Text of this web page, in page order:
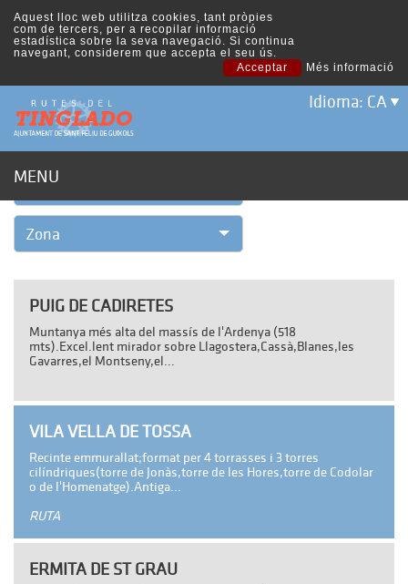
Idioma: CA
MENU
Filtrar per:
RUTA
Zona
PUIG DE CADIRETES
Muntanya més alta del massís de l'Ardenya (518
mts).Excel.lent mirador sobre Llagostera,Cassà,Blanes,les
Gavarres,el Montseny,el...
VILA VELLA DE TOSSA
Recinte emmurallat;format per 4 torrasses i 3 torres
cilíndriques(torre de Jonàs,torre de les Hores,torre de Codolar
o de l'Homenatge).Antiga...
RUTA
ERMITA DE ST GRAU
Aquest lloc web utilitza cookies, tant pròpies
com de tercers, per a recopilar informació
estadística sobre la seva navegació. Si continua
navegant, considerem que accepta el seu ús.
Acceptar
Més informació